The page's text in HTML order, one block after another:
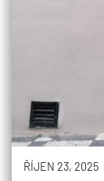
ŘÍJEN 23, 2025